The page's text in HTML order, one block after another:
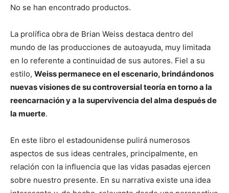
No se han encontrado productos.
La prolífica obra de Brian Weiss destaca dentro del
mundo de las producciones de autoayuda, muy limitada
en lo referente a continuidad de sus autores. Fiel a su
estilo, Weiss permanece en el escenario, brindándonos
nuevas visiones de su controversial teoría en torno a la
reencarnación y a la supervivencia del alma después de
la muerte.
En este libro el estadounidense pulirá numerosos
aspectos de sus ideas centrales, principalmente, en
relación con la influencia que las vidas pasadas ejercen
sobre nuestro presente. En su narrativa existe una idea